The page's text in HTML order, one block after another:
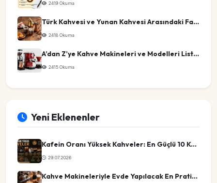
2419 Okuma
Türk Kahvesi ve Yunan Kahvesi Arasındaki Farklar
2418 Okuma
A’dan Z’ye Kahve Makineleri ve Modelleri Listesi
2415 Okuma
Yeni Eklenenler
Kafein Oranı Yüksek Kahveler: En Güçlü 10 Kahve Türü
29.07.2026
Kahve Makineleriyle Evde Yapılacak En Pratik Kahve Tarifleri